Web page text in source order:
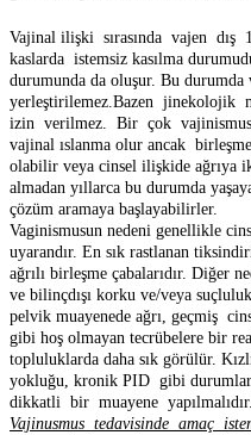
Vajinal ilişki sırasında vajen dış
kaslarda istemsiz kasılma
durumunda da oluşur. Bu
yerleştirilemez.Bazen jinekolojik
izin verilmez. Bir çok
vajinal ıslanma olur ancak
olabilir veya cinsel ilişkide ağrıya
almadan yıllarca bu durumda
çözüm aramaya başlayabilirler.
Vaginismusun nedeni genellikle
uyarandır. En sık rastlanan
ağrılı birleşme çabalarıdır. Diğer
ve bilinçdışı korku ve/veya
pelvik muayenede ağrı, geçmiş
gibi hoş olmayan tecrübelere bir
topluluklarda daha sık görülür.
yokluğu, kronik PID gibi
dikkatli bir muayene yapılmalıdır.
Vajinusmus tedavisinde amaç